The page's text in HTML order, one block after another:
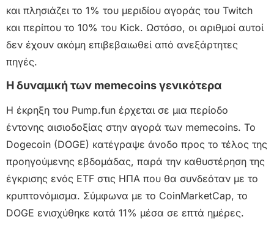
και πλησιάζει το 1% του μεριδίου αγοράς του Twitch
και περίπου το 10% του Kick. Ωστόσο, οι αριθμοί αυτοί
δεν έχουν ακόμη επιβεβαιωθεί από ανεξάρτητες
πηγές.
Η δυναμική των memecoins γενικότερα
Η έκρηξη του Pump.fun έρχεται σε μια περίοδο
έντονης αισιοδοξίας στην αγορά των memecoins. Το
Dogecoin (DOGE) κατέγραψε άνοδο προς το τέλος της
προηγούμενης εβδομάδας, παρά την καθυστέρηση της
έγκρισης ενός ETF στις ΗΠΑ που θα συνδεόταν με το
κρυπτονόμισμα. Σύμφωνα με το CoinMarketCap, το
DOGE ενισχύθηκε κατά 11% μέσα σε επτά ημέρες.